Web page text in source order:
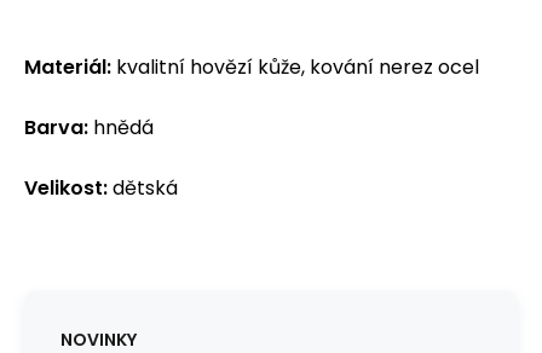
Materiál: kvalitní hovězí kůže, kování nerez ocel
Barva: hnědá
Velikost:dětská
NOVINKY